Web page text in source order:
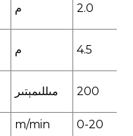
م 2.0
م 4.5
مىللىمېتىر 200
m/min 0-20